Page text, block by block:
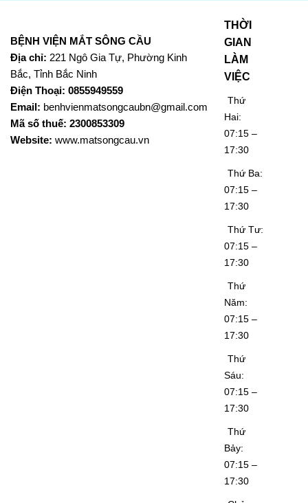
BỆNH VIỆN MẮT SÔNG CẦU
Địa chỉ: 221 Ngô Gia Tự, Phường Kinh
Bắc, Tỉnh Bắc Ninh
Điện Thoại: 0855949559
Email: benhvienmatsongcaubn@gmail.com
Mã số thuế: 2300853309
Website: www.matsongcau.vn
THỜI
GIAN
LÀM
VIỆC
Thứ
Hai:
07:15 –
17:30
Thứ Ba:
07:15 –
17:30
Thứ Tư:
07:15 –
17:30
Thứ
Năm:
07:15 –
17:30
Thứ
Sáu:
07:15 –
17:30
Thứ
Bảy:
07:15 –
17:30